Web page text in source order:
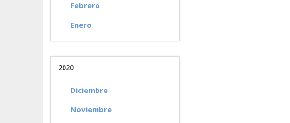
Febrero
Enero
2020
Diciembre
Noviembre